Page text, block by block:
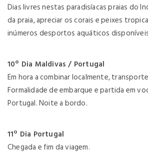
Dias livres nestas paradisíacas praias do
da praia, apreciar os corais e peixes
inúmeros desportos aquáticos
10º Dia Maldivas / Portugal
Em hora a combinar localmente,
Formalidade de embarque e partida em
Portugal. Noite a bordo.
11º Dia Portugal
Chegada e fim da viagem.